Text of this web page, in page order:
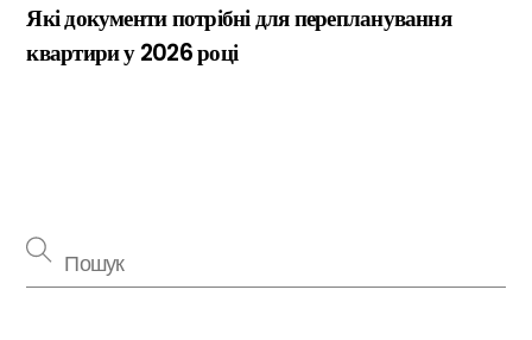
Які документи потрібні для перепланування
квартири у 2026 році
Top